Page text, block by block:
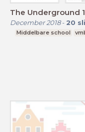
The Underground 1
December 2018- 20
Middelbare school